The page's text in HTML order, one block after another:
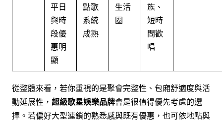
平日
與時
段優
惠明
顯
點歌
系統
成熟
生活
圈
族、
短時
間歡
唱
從整體來看，若你重視的是聚會完整性、包廂舒適度與活
動延展性， 超級歌星娛樂品牌會是很值得優先考慮的選
擇。若偏好大型連鎖的熟悉感與既有優惠，也可依地點與